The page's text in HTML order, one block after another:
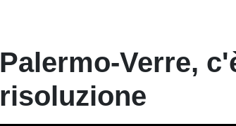
Palermo-Verre,
risoluzione